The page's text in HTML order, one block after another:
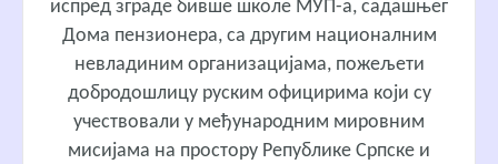
испред зграде бивше школе МУП-а, садашњег
Дома пензионера, са другим националним
невладиним организацијама, пожељети
добродошлицу руским официрима који су
учествовали у међународним мировним
мисијама на простору Републике Српске и